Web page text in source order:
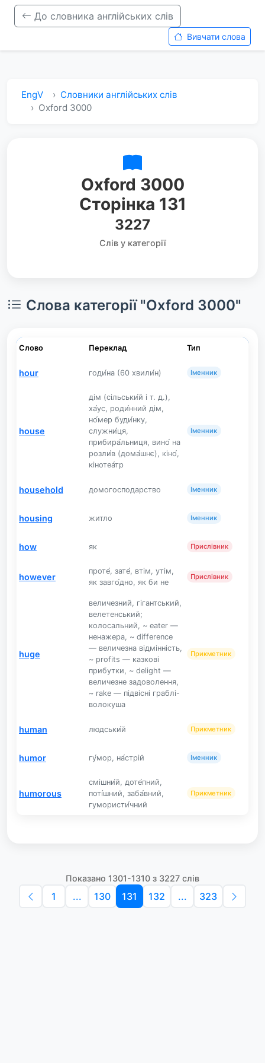
До словника англійських слів
Вивчати слова
EngV
Словники англійських слів
Oxford 3000
Oxford 3000
Сторінка 131
3227
Слів у категорії
Слова категорії "Oxford 3000"
Слово Переклад Тип
hour годи́на (60 хвили́н) Іменник
house
дім (сільськи́й і т. д.),
ха́ус, роди́нний дім,
но́мер буди́нку,
служни́ця,
прибира́льниця, вино́ на
розли́в (дома́шнє), кіно́,
кінотеа́тр
Іменник
household домогосподарство Іменник
housing житло Іменник
how як Прислівник
however
проте́, зате́, втім, утім,
як завго́дно, як би не
Прислівник
huge
величезний, гігантський,
велетенський;
колосальний, ~ eater —
ненажера, ~ difference
— величезна відмінність,
~ profits — казкові
прибутки, ~ delight —
величезне задоволення,
~ rake — підвісні граблі-
волокуша
Прикметник
human людськи́й Прикметник
humor гу́мор, на́стрій Іменник
humorous
смішни́й, доте́пний,
поті́шний, заба́вний,
гумористи́чний
Прикметник
Показано 1301-1310 з 3227 слів
1 ... 130 131 132 ... 323